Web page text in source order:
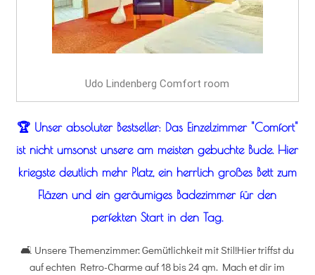
Udo Lindenberg Comfort room
🏆 Unser absoluter Bestseller: Das Einzelzimmer "Comfort"
ist nicht umsonst unsere am meisten gebuchte Bude. Hier
kriegste deutlich mehr Platz, ein herrlich großes Bett zum
Fläzen und ein geräumiges Badezimmer für den
perfekten Start in den Tag.
🛋️ Unsere Themenzimmer: Gemütlichkeit mit Stil!Hier triffst du
auf echten Retro-Charme auf 18 bis 24 qm. Mach et dir im